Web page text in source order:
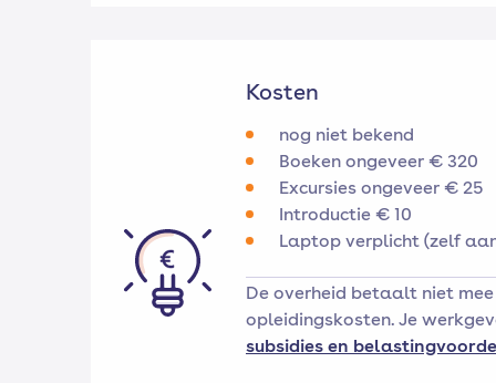
Kosten
nog niet bekend
Boeken ongeveer € 320
Excursies ongeveer € 25
Introductie € 10
Laptop verplicht (zelf
De overheid betaalt niet
opleidingskosten. Je
subsidies en